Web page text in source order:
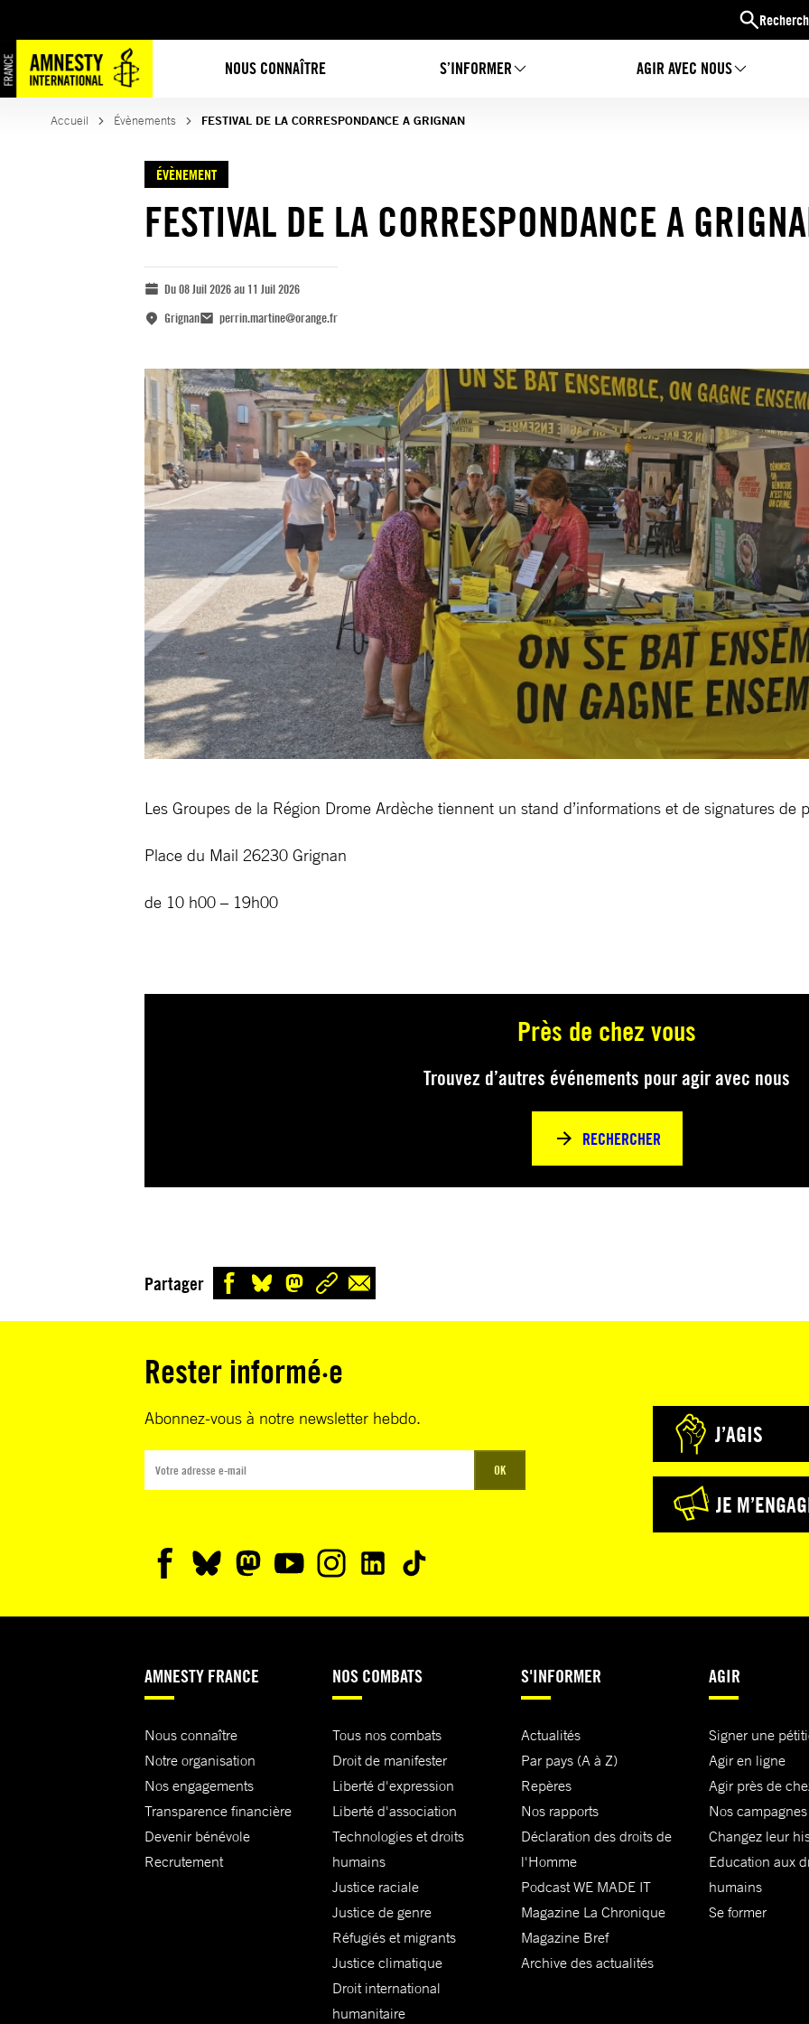
NOUS CONNAÎTRE S’INFORMER AGIR AVEC NOUS
Accueil Évènements FESTIVAL DE LA CORRESPONDANCE A GRIGNAN
ÉVÈNEMENT
FESTIVAL DE LA CORRESPONDANCE A
Du 08 Juil 2026 au 11 Juil 2026
Grignan
perrin.martine@orange.fr
Les Groupes de la Région Drome Ardèche tiennent un stand d’informations et de signatures de
Place du Mail 26230 Grignan
de 10 h00 – 19h00
Près de chez vous
Trouvez d’autres événements pour agir avec nous
RECHERCHER
Partager
Rester informé·e
Abonnez-vous à notre newsletter hebdo.
OK
J’AGIS
JE
AMNESTY FRANCE
Nous connaître
Notre organisation
Nos engagements
Transparence financière
Devenir bénévole
Recrutement
NOS COMBATS
Tous nos combats
Droit de manifester
Liberté d'expression
Liberté d'association
Technologies et droits
humains
Justice raciale
Justice de genre
Réfugiés et migrants
Justice climatique
Droit international
humanitaire
S'INFORMER
Actualités
Par pays (A à Z)
Repères
Nos rapports
Déclaration des droits de
l'Homme
Podcast WE MADE IT
Magazine La Chronique
Magazine Bref
Archive des actualités
AGIR
Signer une
Agir en ligne
Agir près de
Nos campagnes
Changez leur
Education aux
humains
Se former